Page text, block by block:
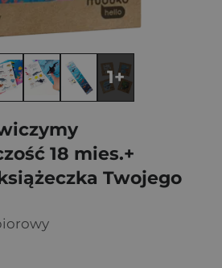
18 mies.+
Twojego
1+